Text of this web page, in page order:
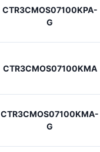
CTR3CMOS07100KPA-
G
CTR3CMOS07100KMA
CTR3CMOS07100KMA-
G